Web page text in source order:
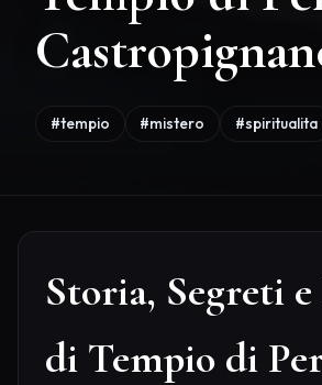
#tempio #mistero #spiritualita
Storia, Segreti
di Tempio di